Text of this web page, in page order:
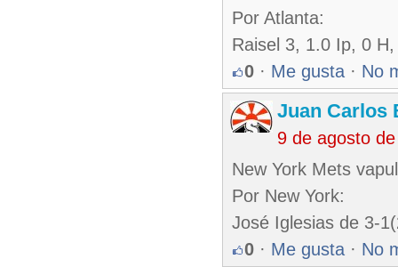
Por Atlanta:
Raisel 3, 1.0 Ip, 0
0 · Me gusta · No
Juan Carlos
9 de agosto
New York Mets
Por New York:
José Iglesias de 3-
0 · Me gusta · No